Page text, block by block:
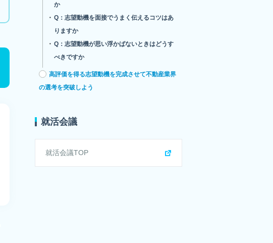
か
Q：志望動機を面接でうまく伝えるコツはあ
りますか
Q：志望動機が思い浮かばないときはどうす
べきですか
高評価を得る志望動機を完成させて不動産業界
の選考を突破しよう
就活会議
就活会議TOP